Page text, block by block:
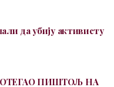
да убију активисту
ПИШТОЉ НА